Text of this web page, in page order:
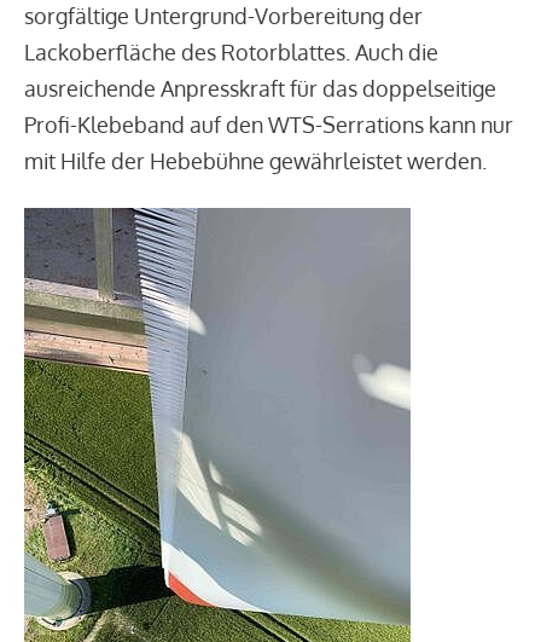
sorgfältige Untergrund-Vorbereitung der
Lackoberfläche des Rotorblattes. Auch die
ausreichende Anpresskraft für das doppelseitige
Profi-Klebeband auf den WTS-Serrations kann nur
mit Hilfe der Hebebühne gewährleistet werden.